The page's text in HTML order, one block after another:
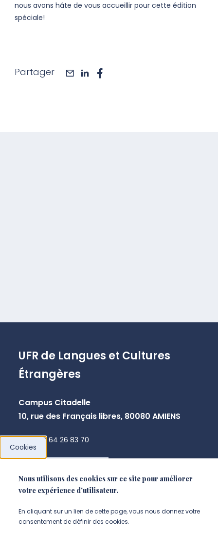
nous avons hâte de vous accueillir pour cette édition
spéciale!
Partager maillinkedin
UFR de Langues et Cultures
Étrangères
Campus Citadelle
10, rue des Français libres, 80080 AMIENS
+33 3 64 26 83 70
Cookies
Nous utilisons des cookies sur ce site pour améliorer
votre expérience d'utilisateur.
En cliquant sur un lien de cette page, vous nous donnez votre
consentement de définir des cookies.